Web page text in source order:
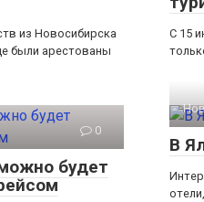
из Новосибирска
были арестованы
С 15
0
будет
В